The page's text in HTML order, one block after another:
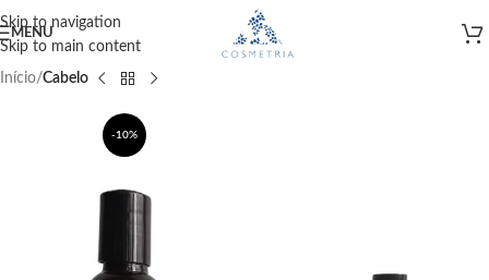
Skip to navigation
Skip to main content
MENU
Início Cabelo
-10%